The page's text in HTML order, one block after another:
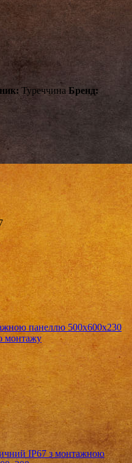
Туреччина Бренд:
панеллю 500х600х230
монтажу
IP67 з монтажною